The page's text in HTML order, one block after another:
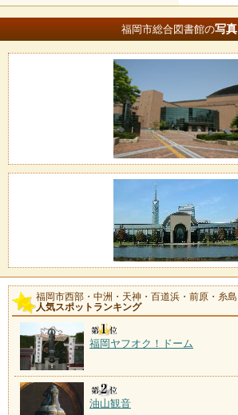
福岡市総合図書館の写真
福岡市西部・中洲・天神・百道浜・前原・糸島
人気スポットランキング
福岡ヤフオク！ドーム
油山観音